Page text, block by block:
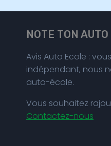
NOTE TON
Avis Auto Ecole :
indépendant, nous
auto-école.
Vous souhaitez
Contactez-nous